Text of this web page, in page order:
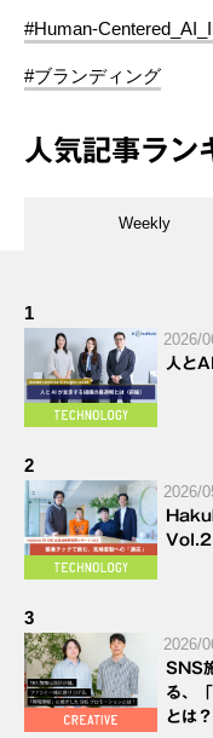
#Human-
#ブランディング
人気記事ラン
Weekly
1
2026/
人と
2
2026/
Vol.2
3
2026/
SNS
る、
とは？